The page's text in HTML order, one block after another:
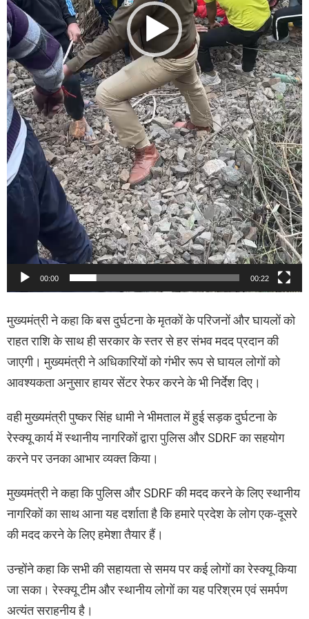
00:00 00:22
मुख्यमंत्री ने कहा कि बस दुर्घटना के मृतकों के परिजनों और घायलों को
राहत राशि के साथ ही सरकार के स्तर से हर संभव मदद प्रदान की
जाएगी। मुख्यमंत्री ने अधिकारियों को गंभीर रूप से घायल लोगों को
आवश्यकता अनुसार हायर सेंटर रेफर करने के भी निर्देश दिए।
वही मुख्यमंत्री पुष्कर सिंह धामी ने भीमताल में हुई सड़क दुर्घटना के
रेस्क्यू कार्य में स्थानीय नागरिकों द्वारा पुलिस और SDRF का सहयोग
करने पर उनका आभार व्यक्त किया।
मुख्यमंत्री ने कहा कि पुलिस और SDRF की मदद करने के लिए स्थानीय
नागरिकों का साथ आना यह दर्शाता है कि हमारे प्रदेश के लोग एक-दूसरे
की मदद करने के लिए हमेशा तैयार हैं।
उन्होंने कहा कि सभी की सहायता से समय पर कई लोगों का रेस्क्यू किया
जा सका। रेस्क्यू टीम और स्थानीय लोगों का यह परिश्रम एवं समर्पण
अत्यंत सराहनीय है।